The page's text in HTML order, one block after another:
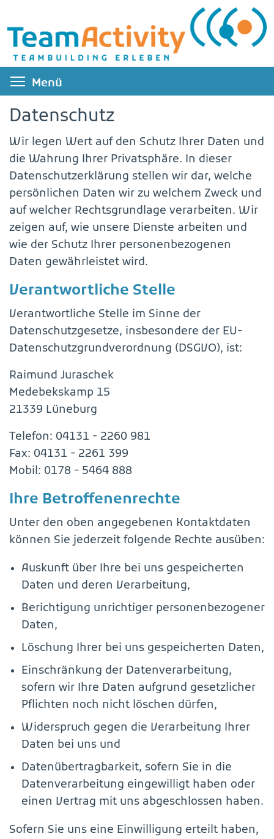
zum
Inhalt
Menü
Datenschutz
Wir legen Wert auf den Schutz Ihrer Daten und
die Wahrung Ihrer Privatsphäre. In dieser
Datenschutzerklärung stellen wir dar, welche
persönlichen Daten wir zu welchem Zweck und
auf welcher Rechtsgrundlage verarbeiten. Wir
zeigen auf, wie unsere Dienste arbeiten und
wie der Schutz Ihrer personenbezogenen
Daten gewährleistet wird.
Verantwortliche Stelle
Verantwortliche Stelle im Sinne der
Datenschutzgesetze, insbesondere der EU-
Datenschutzgrundverordnung (DSGVO), ist:
Raimund Juraschek
Medebekskamp 15
21339 Lüneburg
Telefon: 04131 - 2260 981
Fax: 04131 - 2261 399
Mobil: 0178 - 5464 888
Ihre Betroffenenrechte
Unter den oben angegebenen Kontaktdaten
können Sie jederzeit folgende Rechte ausüben:
Auskunft über Ihre bei uns gespeicherten
Daten und deren Verarbeitung,
Berichtigung unrichtiger personenbezogener
Daten,
Löschung Ihrer bei uns gespeicherten Daten,
Einschränkung der Datenverarbeitung,
sofern wir Ihre Daten aufgrund gesetzlicher
Pflichten noch nicht löschen dürfen,
Widerspruch gegen die Verarbeitung Ihrer
Daten bei uns und
Datenübertragbarkeit, sofern Sie in die
Datenverarbeitung eingewilligt haben oder
einen Vertrag mit uns abgeschlossen haben.
Sofern Sie uns eine Einwilligung erteilt haben,